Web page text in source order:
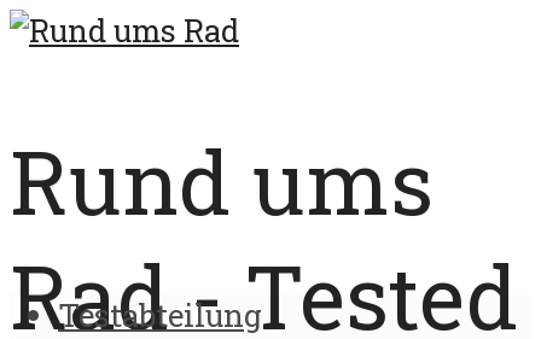
Rund ums
Rad - Tested
Testabteilung